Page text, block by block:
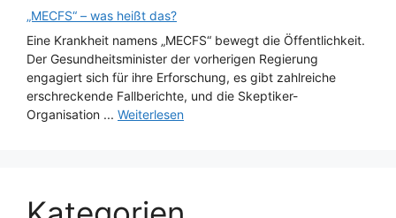
„MECFS“ – was heißt das?
Eine Krankheit namens „MECFS“ bewegt die Öffentlichkeit.
Der Gesundheitsminister der vorherigen Regierung
engagiert sich für ihre Erforschung, es gibt zahlreiche
erschreckende Fallberichte, und die Skeptiker-
Organisation ... Weiterlesen